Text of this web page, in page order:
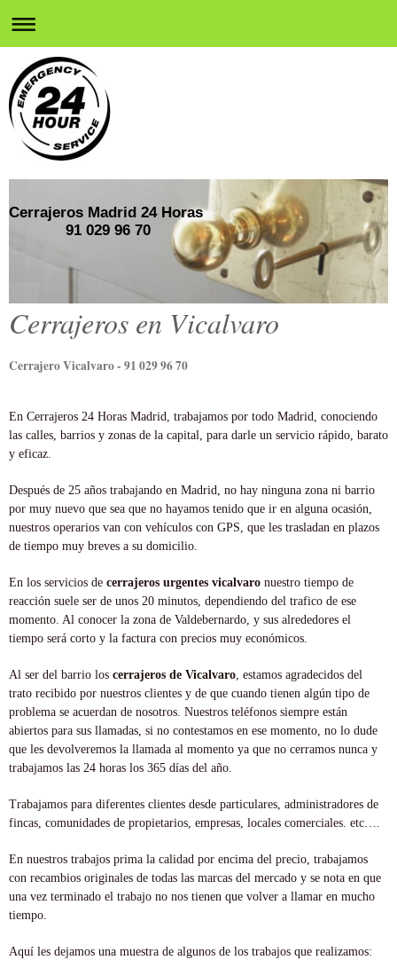
Cerrajeros Madrid 24 Horas
91 029 96 70
Cerrajeros en Vicalvaro
Cerrajero Vicalvaro - 91 029 96 70
En Cerrajeros 24 Horas Madrid, trabajamos por todo Madrid, conociendo
las calles, barrios y zonas de la capital, para darle un servicio rápido, barato
y eficaz.
Después de 25 años trabajando en Madrid, no hay ninguna zona ni barrio
por muy nuevo que sea que no hayamos tenido que ir en alguna ocasión,
nuestros operarios van con vehículos con GPS, que les trasladan en plazos
de tiempo muy breves a su domicilio.
En los servicios de cerrajeros urgentes vicalvaro nuestro tiempo de
reacción suele ser de unos 20 minutos, dependiendo del trafico de ese
momento. Al conocer la zona de Valdebernardo, y sus alrededores el
tiempo será corto y la factura con precios muy económicos.
Al ser del barrio los cerrajeros de Vicalvaro , estamos agradecidos del
trato recibido por nuestros clientes y de que cuando tienen algún tipo de
problema se acuerdan de nosotros. Nuestros teléfonos siempre están
abiertos para sus llamadas, si no contestamos en ese momento, no lo dude
que les devolveremos la llamada al momento ya que no cerramos nunca y
trabajamos las 24 horas los 365 días del año.
Trabajamos para diferentes clientes desde particulares, administradores de
fincas, comunidades de propietarios, empresas, locales comerciales. etc….
En nuestros trabajos prima la calidad por encima del precio, trabajamos
con recambios originales de todas las marcas del mercado y se nota en que
una vez terminado el trabajo no nos tienen que volver a llamar en mucho
tiempo.
Aquí les dejamos una muestra de algunos de los trabajos que realizamos: